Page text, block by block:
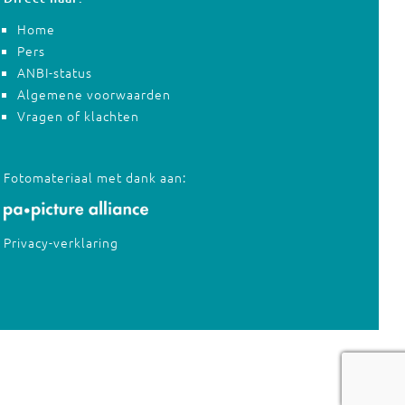
Home
Pers
ANBI-status
Algemene voorwaarden
Vragen of klachten
Fotomateriaal met dank aan:
Privacy-verklaring